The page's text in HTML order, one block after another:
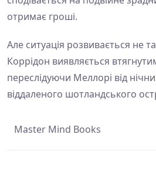
отримає гроші.
Але ситуація розвивається не
Коррідон виявляється
переслідуючи Меллорі від
віддаленого шотландського
Master Mind Books